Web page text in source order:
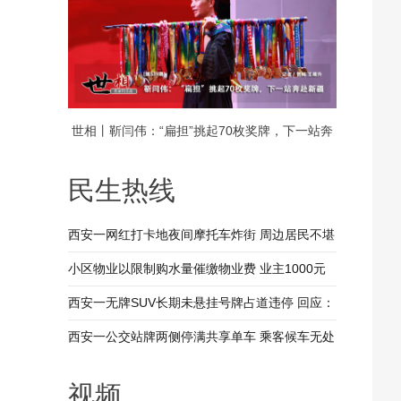
世相丨靳闫伟：“扁担”挑起70枚奖牌，下一站奔
民生热线
西安一网红打卡地夜间摩托车炸街 周边居民不堪
其扰 回应：将持续开展专项整治行动
小区物业以限制购水量催缴物业费 业主1000元
装修押金抵扣物业费 兴平市住建局：已责令物业
整改
西安一无牌SUV长期未悬挂号牌占道违停 回应：
驾驶人被记9分罚款200元
西安一公交站牌两侧停满共享单车 乘客候车无处